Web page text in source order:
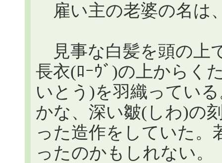
雇い主の老婆の名は
見事な白髪を頭の上
長衣(ﾛｰｳﾞ)の上からく
いとう)を羽織ってい
かな、深い皺(しわ)の
った造作をしていた。
ったのかもしれない。